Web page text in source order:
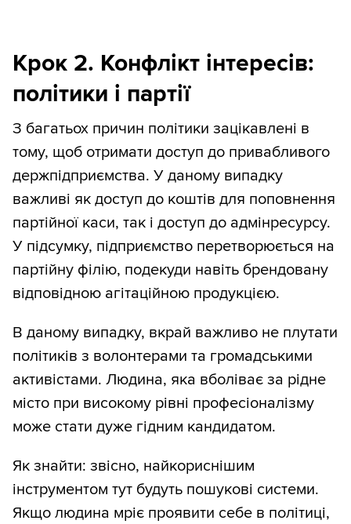
Крок 2. Конфлікт інтересів:
політики і партії
З багатьох причин політики зацікавлені в
тому, щоб отримати доступ до привабливого
держпідприємства. У даному випадку
важливі як доступ до коштів для поповнення
партійної каси, так і доступ до адмінресурсу.
У підсумку, підприємство перетворюється на
партійну філію, подекуди навіть брендовану
відповідною агітаційною продукцією.
В даному випадку, вкрай важливо не плутати
політиків з волонтерами та громадськими
активістами. Людина, яка вболіває за рідне
місто при високому рівні професіоналізму
може стати дуже гідним кандидатом.
Як знайти: звісно, найкориснішим
інструментом тут будуть пошукові системи.
Якщо людина мріє проявити себе в політиці,